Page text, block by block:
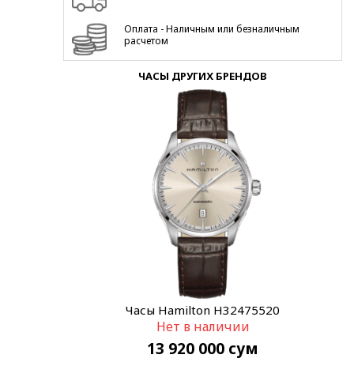
Оплата - Наличным или безналичным
расчетом
ЧАСЫ ДРУГИХ БРЕНДОВ
Часы Hamilton H32475520
Нет в наличии
13 920 000 сум